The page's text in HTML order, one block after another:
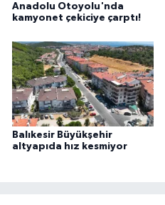
Anadolu Otoyolu'nda
kamyonet çekiciye çarptı!
Balıkesir Büyükşehir
altyapıda hız kesmiyor